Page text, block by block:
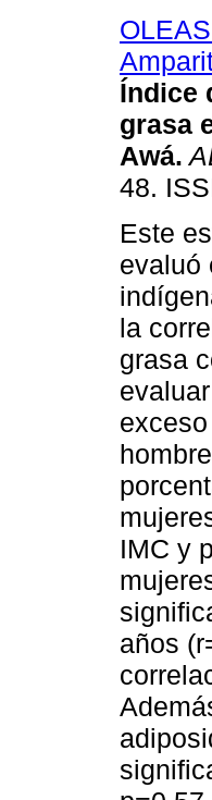
Índice
grasa
Awá.
48.
Este
evaluó
la
grasa
IMC y
años